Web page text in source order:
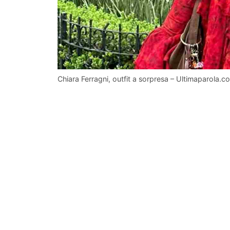
Chiara Ferragni, outfit a sorpresa –